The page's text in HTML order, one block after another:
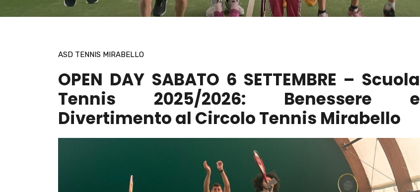
ASD TENNIS MIRABELLO
OPEN DAY SABATO 6 SETTEMBRE – Scuola
Tennis 2025/2026: Benessere e
Divertimento al Circolo Tennis Mirabello